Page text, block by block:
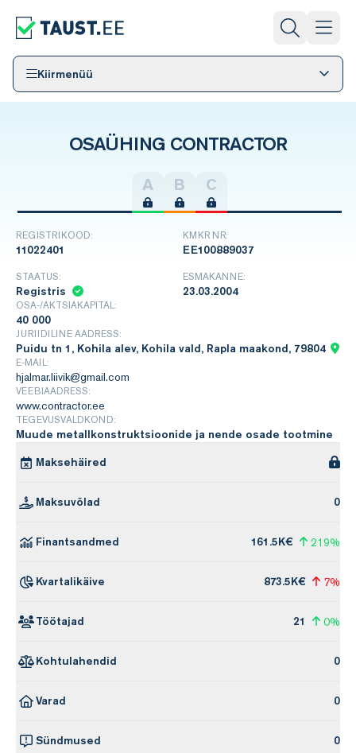
Kiirmenüü
OSAÜHING CONTRACTOR
A B C
REGISTRIKOOD:
11022401
KMKR NR:
EE100889037
STAATUS:
Registris
ESMAKANNE:
23.03.2004
OSA-/AKTSIAKAPITAL:
40 000
JURIIDILINE AADRESS:
Puidu tn 1, Kohila alev, Kohila vald, Rapla maakond, 79804
E-MAIL:
hjalmar.liivik@gmail.com
VEEBIAADRESS:
www.contractor.ee
TEGEVUSVALDKOND:
Muude metallkonstruktsioonide ja nende osade tootmine
Maksehäired
Maksuvõlad 0
Finantsandmed 161.5K€ 219%
Kvartalikäive 873.5K€ 7%
Töötajad 21 0%
Kohtulahendid 0
Varad 0
Sündmused 0